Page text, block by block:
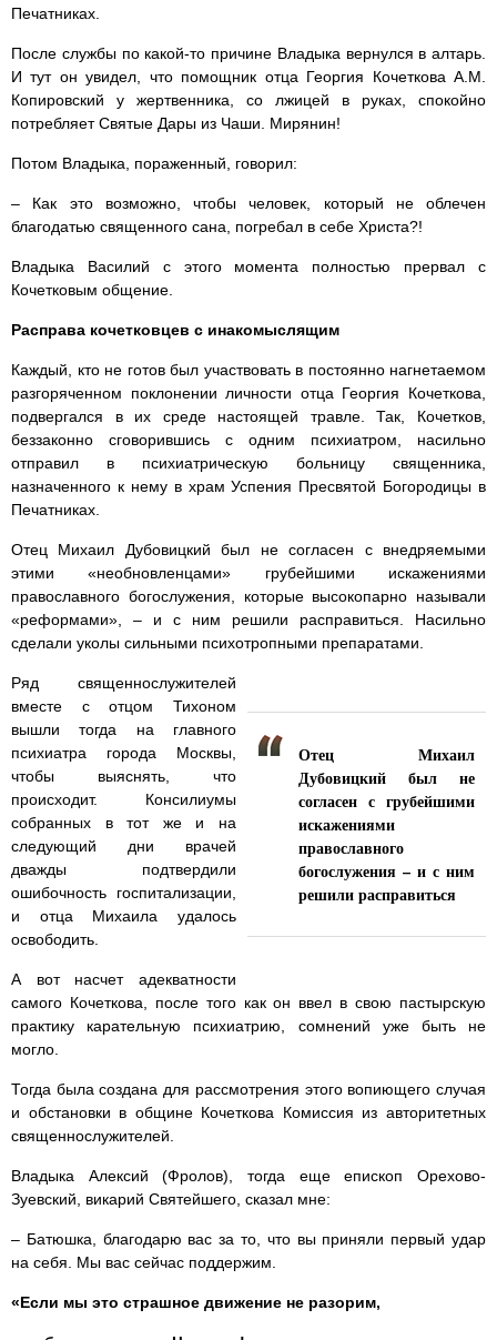
Печатниках.
После службы по какой-то причине Владыка вернулся в алтарь.
И тут он увидел, что помощник отца Георгия Кочеткова А.М.
Копировский у жертвенника, со лжицей в руках, спокойно
потребляет Святые Дары из Чаши. Мирянин!
Потом Владыка, пораженный, говорил:
– Как это возможно, чтобы человек, который не облечен
благодатью священного сана, погребал в себе Христа?!
Владыка Василий с этого момента полностью прервал с
Кочетковым общение.
Расправа кочетковцев с инакомыслящим
Каждый, кто не готов был участвовать в постоянно нагнетаемом
разгоряченном поклонении личности отца Георгия Кочеткова,
подвергался в их среде настоящей травле. Так, Кочетков,
беззаконно сговорившись с одним психиатром, насильно
отправил в психиатрическую больницу священника,
назначенного к нему в храм Успения Пресвятой Богородицы в
Печатниках.
Отец Михаил Дубовицкий был не согласен с внедряемыми
этими «необновленцами» грубейшими искажениями
православного богослужения, которые высокопарно называли
«реформами», – и с ним решили расправиться. Насильно
сделали уколы сильными психотропными препаратами.
Отец Михаил
Дубовицкий был не
согласен с грубейшими
искажениями
православного
богослужения – и с ним
решили расправиться
Ряд священнослужителей
вместе с отцом Тихоном
вышли тогда на главного
психиатра города Москвы,
чтобы выяснять, что
происходит. Консилиумы
собранных в тот же и на
следующий дни врачей
дважды подтвердили
ошибочность госпитализации,
и отца Михаила удалось
освободить.
А вот насчет адекватности
самого Кочеткова, после того как он ввел в свою пастырскую
практику карательную психиатрию, сомнений уже быть не
могло.
Тогда была создана для рассмотрения этого вопиющего случая
и обстановки в общине Кочеткова Комиссия из авторитетных
священнослужителей.
Владыка Алексий (Фролов), тогда еще епископ Орехово-
Зуевский, викарий Святейшего, сказал мне:
– Батюшка, благодарю вас за то, что вы приняли первый удар
на себя. Мы вас сейчас поддержим.
«Если мы это страшное движение не разорим,